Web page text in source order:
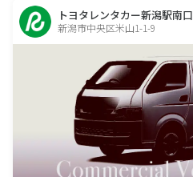
トヨタレンタカー新潟駅南口
新潟市中央区米山1-1-9